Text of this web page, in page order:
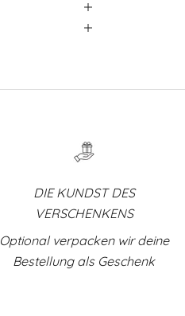
DIE KUNDST DES
VERSCHENKENS
Optional verpacken wir deine
Bestellung als Geschenk